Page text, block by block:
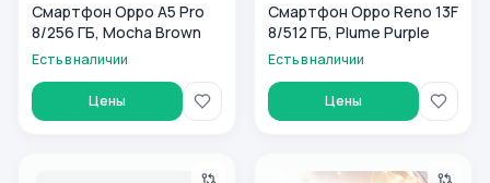
Смартфон Oppo A5 Pro
8/256 ГБ, Mocha Brown
Есть в наличии
Цены
Смартфон Oppo Reno 13F
8/512 ГБ, Plume Purple
Есть в наличии
Цены
Смартфон OPPO A5x 4/128 Laser WhiteСмартфон Oppo A3X 4/128